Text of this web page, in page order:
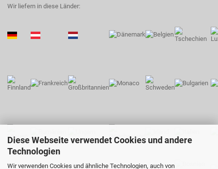
Diese Webseite verwendet Cookies und andere
Technologien
Wir verwenden Cookies und ähnliche Technologien, auch von
Wir liefern in diese Länder: